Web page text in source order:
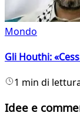
Mondo
Gli Houthi:
1 min di
Idee e